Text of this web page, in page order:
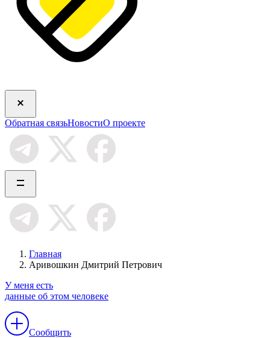
Обратная связьНовостиО проекте
Главная
Аривошкин Дмитрий Петрович
У меня есть
данные об этом человеке
Сообщить